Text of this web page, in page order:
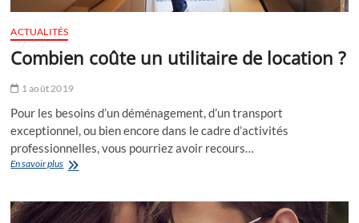
ACTUALITÉS
Combien coûte un utilitaire de location ?
1 août 2019
Pour les besoins d’un déménagement, d’un transport
exceptionnel, ou bien encore dans le cadre d’activités
professionnelles, vous pourriez avoir recours…
En savoir plusCombien
utilitaire